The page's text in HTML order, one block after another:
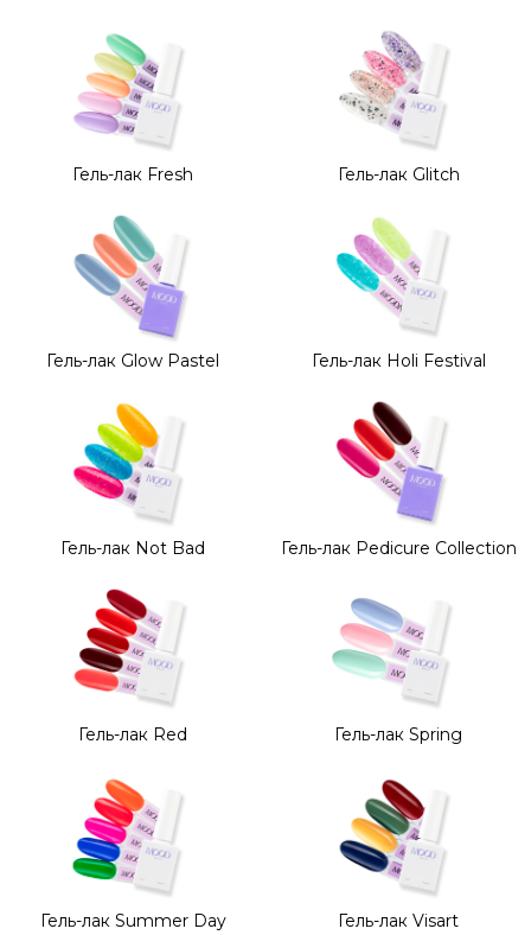
Гель-лак Fresh Гель-лак Glitch
Гель-лак Glow Pastel Гель-лак Holi Festival
Гель-лак Not Bad Гель-лак Pedicure Collection
Гель-лак Red Гель-лак Spring
Гель-лак Summer Day Гель-лак Visart